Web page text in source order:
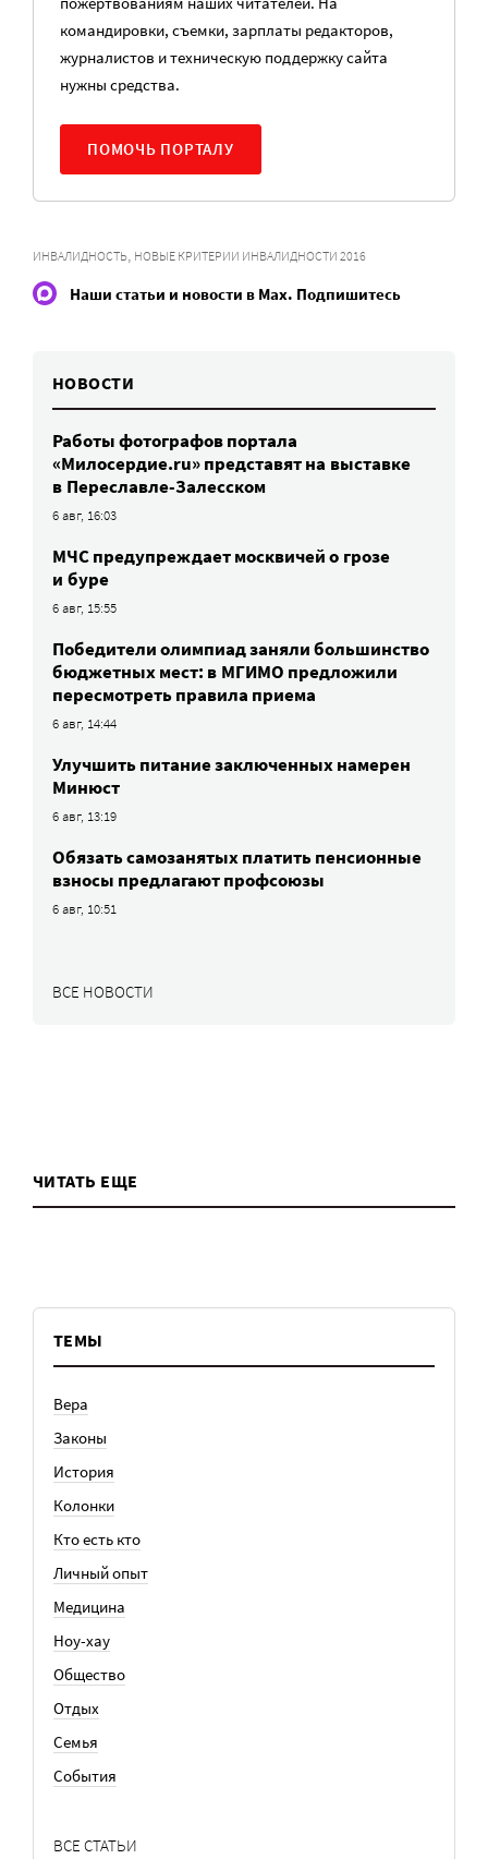
командировки, съемки, зарплаты редакторов,
журналистов и техническую поддержку сайта
нужны средства.
ПОМОЧЬ ПОРТАЛУ
ИНВАЛИДНОСТЬ, НОВЫЕ КРИТЕРИИ ИНВАЛИДНОСТИ 2016
Наши статьи и новости в Max. Подпишитесь
НОВОСТИ
Работы фотографов портала
«Милосердие.ru» представят на выставке
в Переславле-Залесском
6 авг, 16:03
МЧС предупреждает москвичей о грозе
и буре
6 авг, 15:55
Победители олимпиад заняли большинство
бюджетных мест: в МГИМО предложили
пересмотреть правила приема
6 авг, 14:44
Улучшить питание заключенных намерен
Минюст
6 авг, 13:19
Обязать самозанятых платить пенсионные
взносы предлагают профсоюзы
6 авг, 10:51
ВСЕ НОВОСТИ
ЧИТАТЬ ЕЩЕ
ТЕМЫ
Вера
Законы
История
Колонки
Кто есть кто
Личный опыт
Медицина
Ноу-хау
Общество
Отдых
Семья
События
ВСЕ СТАТЬИ